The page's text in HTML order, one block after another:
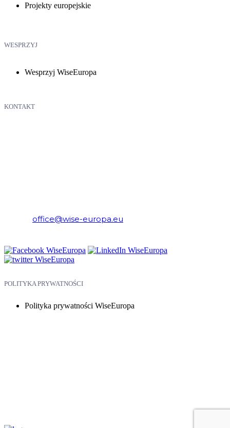
Projekty europejskie
WESPRZYJ
Wesprzyj WiseEuropa
KONTAKT
office@wise-europa.eu
POLITYKA PRYWATNOŚCI
Polityka prywatności WiseEuropa